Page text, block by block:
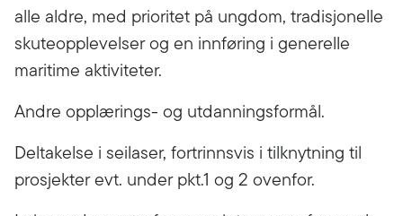
alle aldre, med prioritet på ungdom, tradisjonelle
skuteopplevelser og en innføring i generelle
maritime aktiviteter.
Andre opplærings- og utdanningsformål.
Deltakelse i seilaser, fortrinnsvis i tilknytning til
prosjekter evt. under pkt.1 og 2 ovenfor.